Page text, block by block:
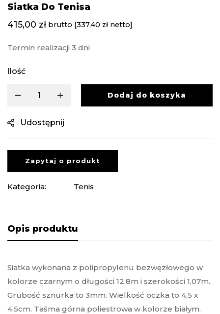
Siatka Do Tenisa
415,00 zł brutto [337,40 zł netto]
Termin realizacji 3 dni
Ilość
Dodaj do koszyka
Udostępnij
Zapytaj o produkt
Kategoria: Tenis
Opis produktu
Siatka wykonana z polipropylenu bezwęzłowego w
kolorze czarnym o długości 12,8m i szerokości 1,07m.
Grubość sznurka to 3mm. Wielkość oczka to 4,5 x
4,5cm. Taśma górna poliestrowa w kolorze białym.